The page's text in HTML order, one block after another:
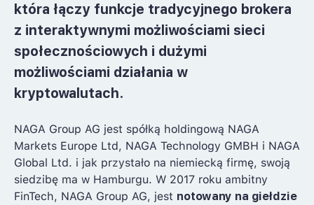
która łączy funkcje tradycyjnego brokera
z interaktywnymi możliwościami sieci
społecznościowych i dużymi
możliwościami działania w
kryptowalutach.
NAGA Group AG jest spółką holdingową NAGA
Markets Europe Ltd, NAGA Technology GMBH i NAGA
Global Ltd. i jak przystało na niemiecką firmę, swoją
siedzibę ma w Hamburgu. W 2017 roku ambitny
FinTech, NAGA Group AG, jest notowany na giełdzie